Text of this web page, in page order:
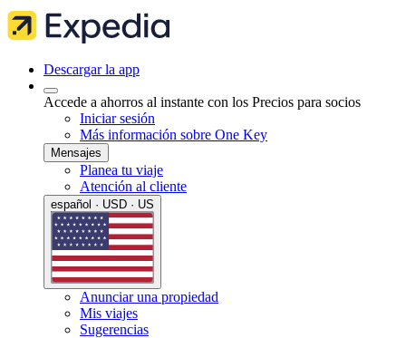
Descargar la app
Accede a ahorros al instante con los Precios para socios
Iniciar sesión
Más información sobre One Key
Mensajes
Planea tu viaje
Atención al cliente
español · USD · US
Anunciar una propiedad
Mis viajes
Sugerencias